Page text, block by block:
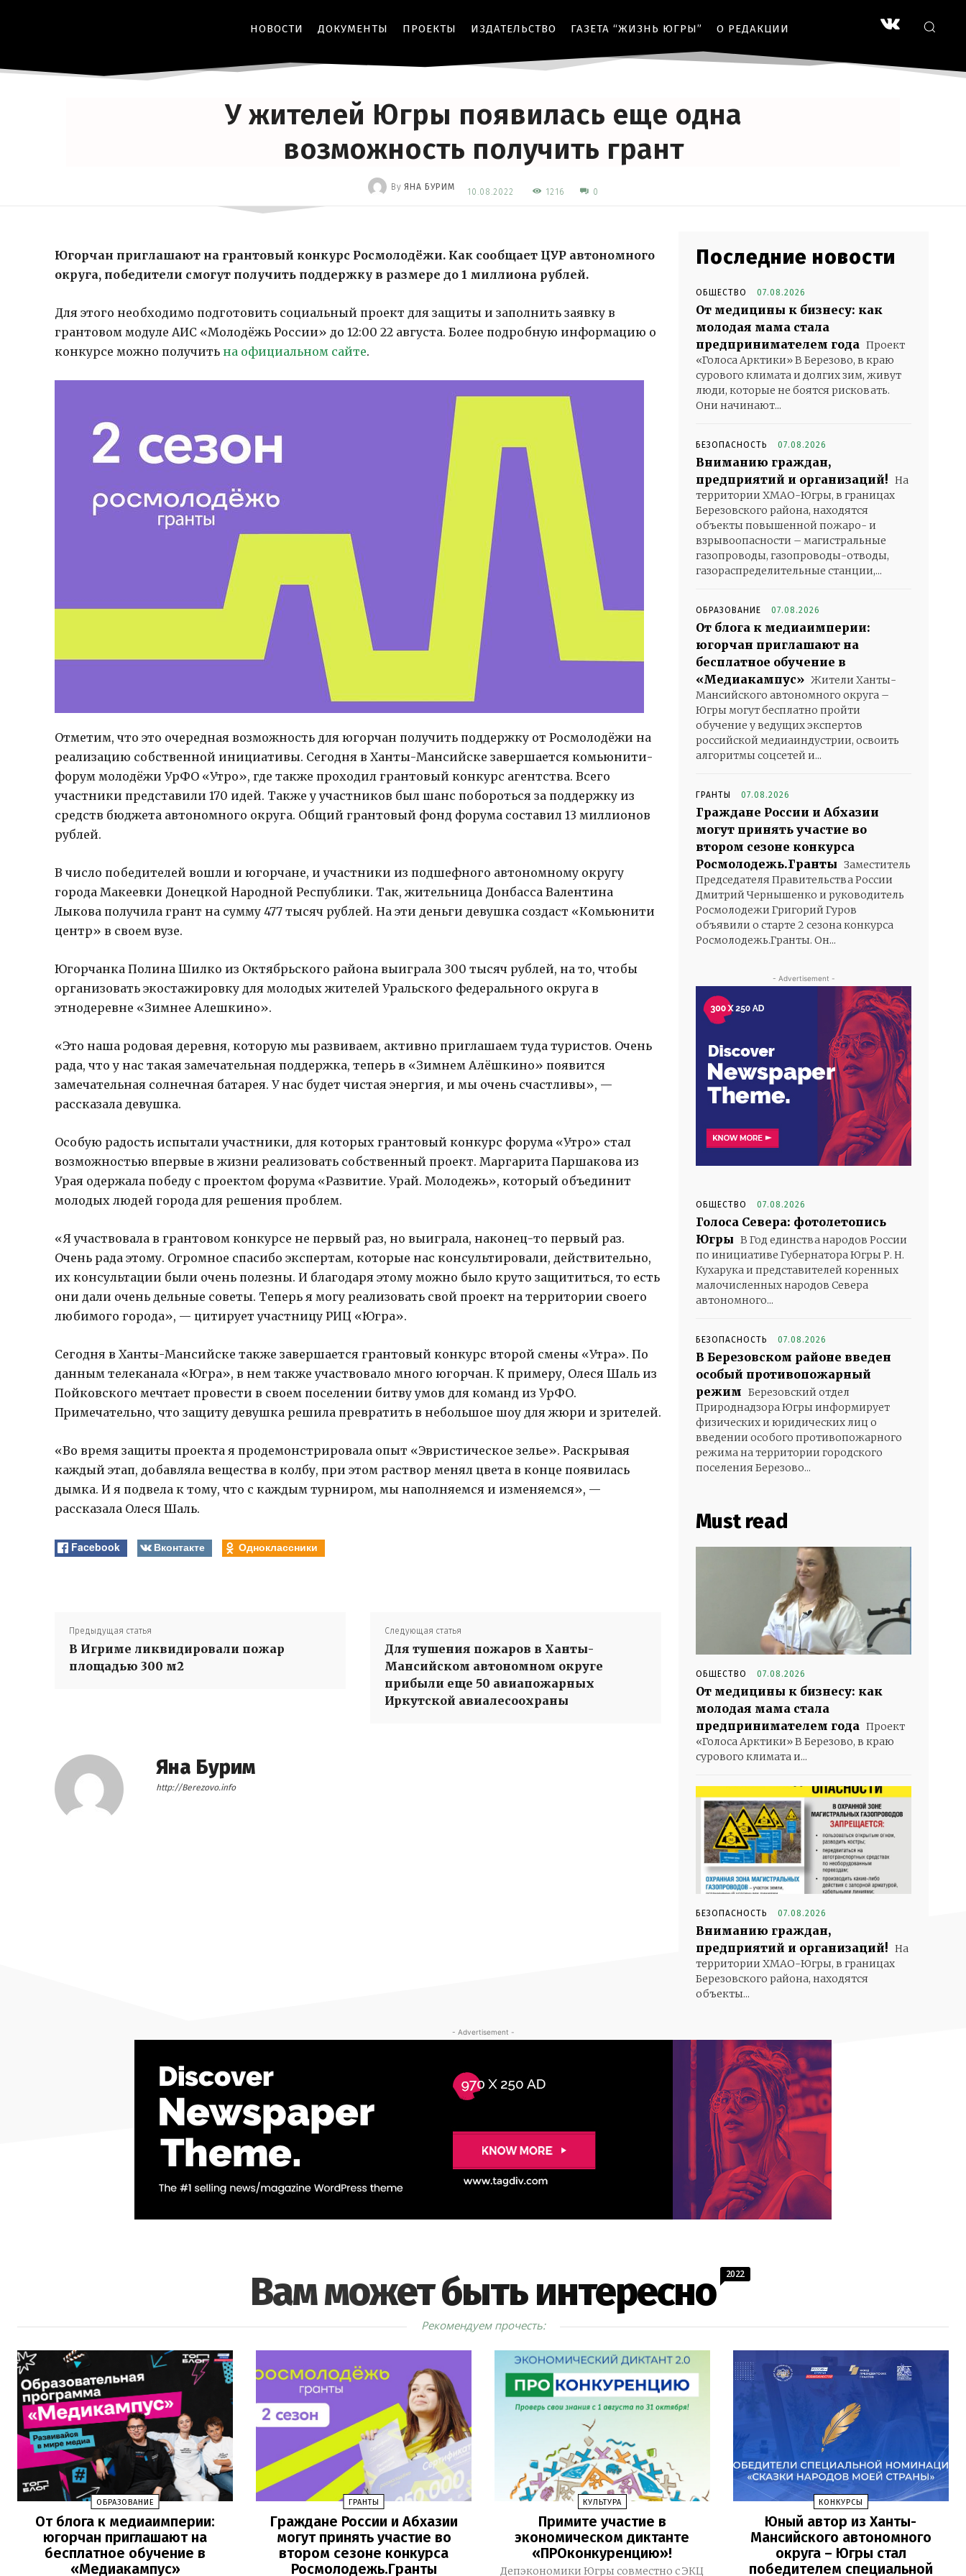
НОВОСТИ ДОКУМЕНТЫ ПРОЕКТЫ ИЗДАТЕЛЬСТВО ГАЗЕТА “ЖИЗНЬ ЮГРЫ” О РЕДАКЦИИ
У жителей Югры появилась еще одна
возможность получить грант
By ЯНА БУРИМ 10.08.2022 1216 0
Югорчан приглашают на грантовый конкурс Росмолодёжи. Как сообщает ЦУР автономного
округа, победители смогут получить поддержку в размере до 1 миллиона рублей.
Для этого необходимо подготовить социальный проект для защиты и заполнить заявку в
грантовом модуле АИС «Молодёжь России» до 12:00 22 августа. Более подробную информацию о
конкурсе можно получить на официальном сайте.
Отметим, что это очередная возможность для югорчан получить поддержку от Росмолодёжи на
реализацию собственной инициативы. Сегодня в Ханты-Мансийске завершается комьюнити-
форум молодёжи УрФО «Утро», где также проходил грантовый конкурс агентства. Всего
участники представили 170 идей. Также у участников был шанс побороться за поддержку из
средств бюджета автономного округа. Общий грантовый фонд форума составил 13 миллионов
рублей.
В число победителей вошли и югорчане, и участники из подшефного автономному округу
города Макеевки Донецкой Народной Республики. Так, жительница Донбасса Валентина
Лыкова получила грант на сумму 477 тысяч рублей. На эти деньги девушка создаст «Комьюнити
центр» в своем вузе.
Югорчанка Полина Шилко из Октябрьского района выиграла 300 тысяч рублей, на то, чтобы
организовать экостажировку для молодых жителей Уральского федерального округа в
этнодеревне «Зимнее Алешкино».
«Это наша родовая деревня, которую мы развиваем, активно приглашаем туда туристов. Очень
рада, что у нас такая замечательная поддержка, теперь в «Зимнем Алёшкино» появится
замечательная солнечная батарея. У нас будет чистая энергия, и мы очень счастливы», —
рассказала девушка.
Особую радость испытали участники, для которых грантовый конкурс форума «Утро» стал
возможностью впервые в жизни реализовать собственный проект. Маргарита Паршакова из
Урая одержала победу с проектом форума «Развитие. Урай. Молодежь», который объединит
молодых людей города для решения проблем.
«Я участвовала в грантовом конкурсе не первый раз, но выиграла, наконец-то первый раз.
Очень рада этому. Огромное спасибо экспертам, которые нас консультировали, действительно,
их консультации были очень полезны. И благодаря этому можно было круто защититься, то есть
они дали очень дельные советы. Теперь я могу реализовать свой проект на территории своего
любимого города», — цитирует участницу РИЦ «Югра».
Сегодня в Ханты-Мансийске также завершается грантовый конкурс второй смены «Утра». По
данным телеканала «Югра», в нем также участвовало много югорчан. К примеру, Олеся Шаль из
Пойковского мечтает провести в своем поселении битву умов для команд из УрФО.
Примечательно, что защиту девушка решила превратить в небольшое шоу для жюри и зрителей.
«Во время защиты проекта я продемонстрировала опыт «Эвристическое зелье». Раскрывая
каждый этап, добавляла вещества в колбу, при этом раствор менял цвета в конце появилась
дымка. И я подвела к тому, что с каждым турниром, мы наполняемся и изменяемся», —
рассказала Олеся Шаль.
Facebook Вконтакте Одноклассники
Предыдущая статья
В Игриме ликвидировали пожар
площадью 300 м2
Следующая статья
Для тушения пожаров в Ханты-
Мансийском автономном округе
прибыли еще 50 авиапожарных
Иркутской авиалесоохраны
Яна Бурим
http://Berezovo.info
Последние новости
ОБЩЕСТВО 07.08.2026
От медицины к бизнесу: как
молодая мама стала
предпринимателем года Проект
«Голоса Арктики» В Березово, в краю
сурового климата и долгих зим, живут
люди, которые не боятся рисковать.
Они начинают...
БЕЗОПАСНОСТЬ 07.08.2026
Вниманию граждан,
предприятий и организаций! На
территории ХМАО-Югры, в границах
Березовского района, находятся
объекты повышенной пожаро- и
взрывоопасности – магистральные
газопроводы, газопроводы-отводы,
газораспределительные станции,...
ОБРАЗОВАНИЕ 07.08.2026
От блога к медиаимперии:
югорчан приглашают на
бесплатное обучение в
«Медиакампус» Жители Ханты-
Мансийского автономного округа –
Югры могут бесплатно пройти
обучение у ведущих экспертов
российской медиаиндустрии, освоить
алгоритмы соцсетей и...
ГРАНТЫ 07.08.2026
Граждане России и Абхазии
могут принять участие во
втором сезоне конкурса
Росмолодежь.Гранты Заместитель
Председателя Правительства России
Дмитрий Чернышенко и руководитель
Росмолодежи Григорий Гуров
объявили о старте 2 сезона конкурса
Росмолодежь.Гранты. Он...
- Advertisement -
ОБЩЕСТВО 07.08.2026
Голоса Севера: фотолетопись
Югры В Год единства народов России
по инициативе Губернатора Югры Р. Н.
Кухарука и представителей коренных
малочисленных народов Севера
автономного...
БЕЗОПАСНОСТЬ 07.08.2026
В Березовском районе введен
особый противопожарный
режим Березовский отдел
Природнадзора Югры информирует
физических и юридических лиц о
введении особого противопожарного
режима на территории городского
поселения Березово...
Must read
ОБЩЕСТВО 07.08.2026
От медицины к бизнесу: как
молодая мама стала
предпринимателем года Проект
«Голоса Арктики» В Березово, в краю
сурового климата и...
БЕЗОПАСНОСТЬ 07.08.2026
Вниманию граждан,
предприятий и организаций! На
территории ХМАО-Югры, в границах
Березовского района, находятся
объекты...
- Advertisement -
Вам может быть интересно 2022
Рекомендуем прочесть:
ОБРАЗОВАНИЕ
От блога к медиаимперии:
югорчан приглашают на
бесплатное обучение в
«Медиакампус»
ГРАНТЫ
Граждане России и Абхазии
могут принять участие во
втором сезоне конкурса
Росмолодежь.Гранты
КУЛЬТУРА
Примите участие в
экономическом диктанте
«ПРОконкуренцию»!
Депэкономики Югры совместно с ЭКЦ
КОНКУРСЫ
Юный автор из Ханты-
Мансийского автономного
округа – Югры стал
победителем специальной